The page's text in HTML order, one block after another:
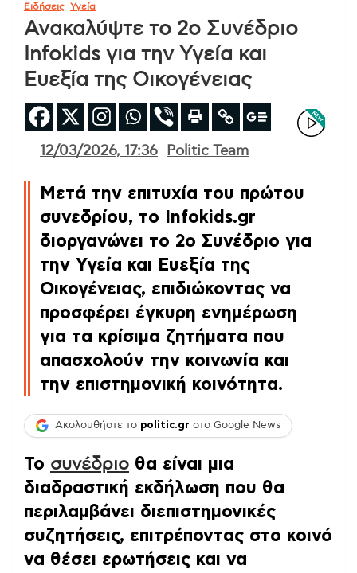
Ειδήσεις Υγεία
Ανακαλύψτε το 2ο Συνέδριο
Infokids για την Υγεία και
Ευεξία της Οικογένειας
12/03/2026, 17:36 Politic Team
Μετά την επιτυχία του πρώτου
συνεδρίου, το Infokids.gr
διοργανώνει το 2ο Συνέδριο για
την Υγεία και Ευεξία της
Οικογένειας, επιδιώκοντας να
προσφέρει έγκυρη ενημέρωση
για τα κρίσιμα ζητήματα που
απασχολούν την κοινωνία και
την επιστημονική κοινότητα.
Ακολουθήστε το politic.gr στο Google News
Το συνέδριο θα είναι μια
διαδραστική εκδήλωση που θα
περιλαμβάνει διεπιστημονικές
συζητήσεις, επιτρέποντας στο κοινό
να θέσει ερωτήσεις και να